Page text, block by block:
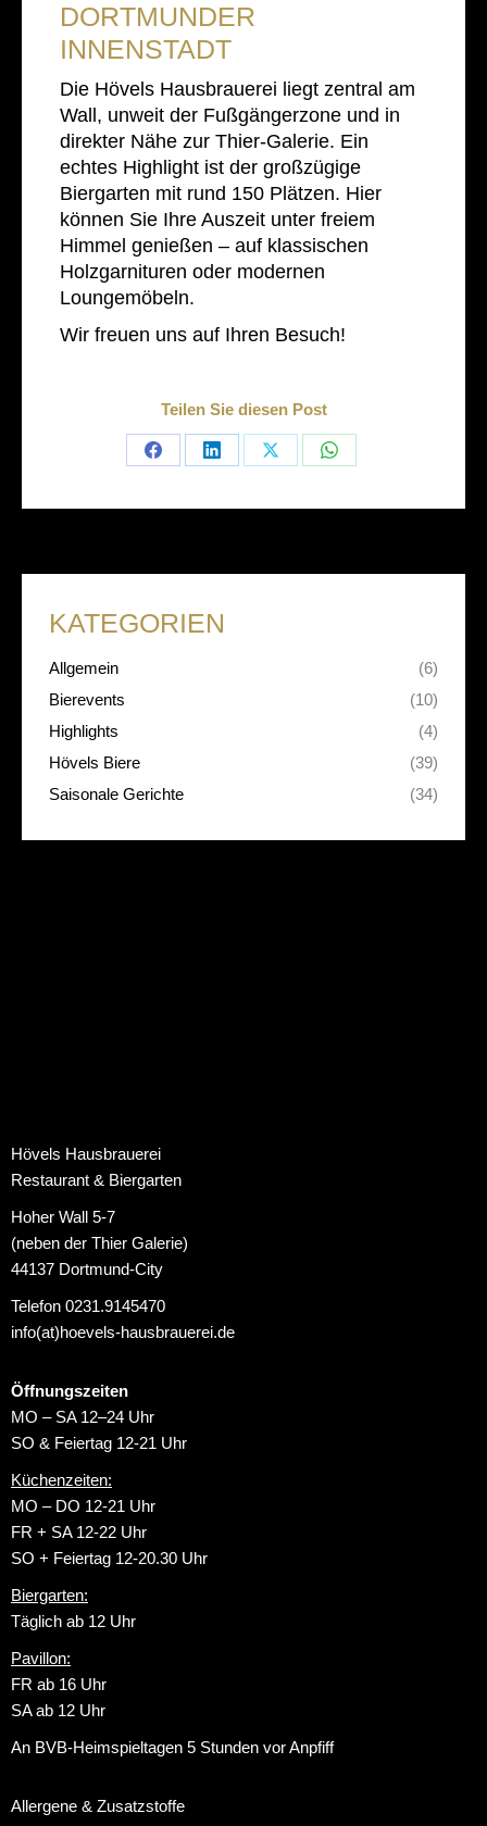
DORTMUNDER
INNENSTADT
Die Hövels Hausbrauerei liegt zentral am
Wall, unweit der Fußgängerzone und in
direkter Nähe zur Thier-Galerie. Ein
echtes Highlight ist der großzügige
Biergarten mit rund 150 Plätzen. Hier
können Sie Ihre Auszeit unter freiem
Himmel genießen – auf klassischen
Holzgarnituren oder modernen
Loungemöbeln.
Wir freuen uns auf Ihren Besuch!
Teilen Sie diesen Post
Share
Share
Share
Share
KATEGORIEN
Allgemein
(6)
Bierevents
(10)
Highlights
(4)
Hövels Biere
(39)
Saisonale Gerichte
(34)
Hövels Hausbrauerei
Restaurant & Biergarten
Hoher Wall 5-7
(neben der Thier Galerie)
44137 Dortmund-City
Telefon 0231.9145470
info(at)hoevels-hausbrauerei.de
Öffnungszeiten
MO – SA 12–24 Uhr
SO & Feiertag 12-21 Uhr
Küchenzeiten:
MO – DO 12-21 Uhr
FR + SA 12-22 Uhr
SO + Feiertag 12-20.30 Uhr
Biergarten:
Täglich ab 12 Uhr
Pavillon:
FR ab 16 Uhr
SA ab 12 Uhr
An BVB-Heimspieltagen 5 Stunden vor Anpfiff
Allergene & Zusatzstoffe